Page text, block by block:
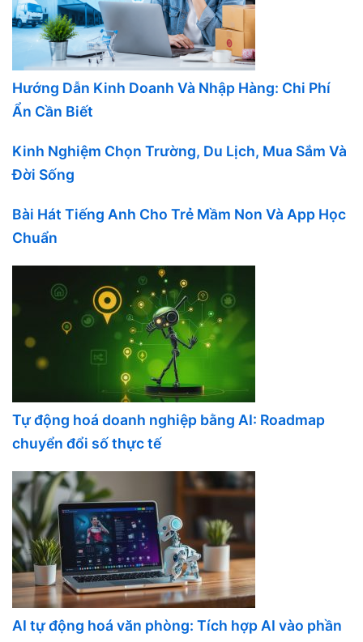
Hướng Dẫn Kinh Doanh Và Nhập Hàng: Chi Phí
Ẩn Cần Biết
Kinh Nghiệm Chọn Trường, Du Lịch, Mua Sắm Và
Đời Sống
Bài Hát Tiếng Anh Cho Trẻ Mầm Non Và App Học
Chuẩn
Tự động hoá doanh nghiệp bằng AI: Roadmap
chuyển đổi số thực tế
AI tự động hoá văn phòng: Tích hợp AI vào phần